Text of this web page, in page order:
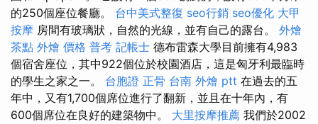
的250個座位餐廳。 台中美式整復 seo行銷 seo優化 大甲
按摩 房間有玻璃狀，自然的光線，並有自己的露台。 外燴
茶點 外燴 價格 普考 記帳士 德布雷森大學目前擁有4,983
個宿舍座位，其中922個位於校園酒店，這是匈牙利最臨時
的學生之家之一。 台胞證 正骨 台南 外燴 ptt 在過去的五
年中，又有1,700個席位進行了翻新，並且在十年內，有
600個席位在良好的建築物中。 大里按摩推薦 我們於2002